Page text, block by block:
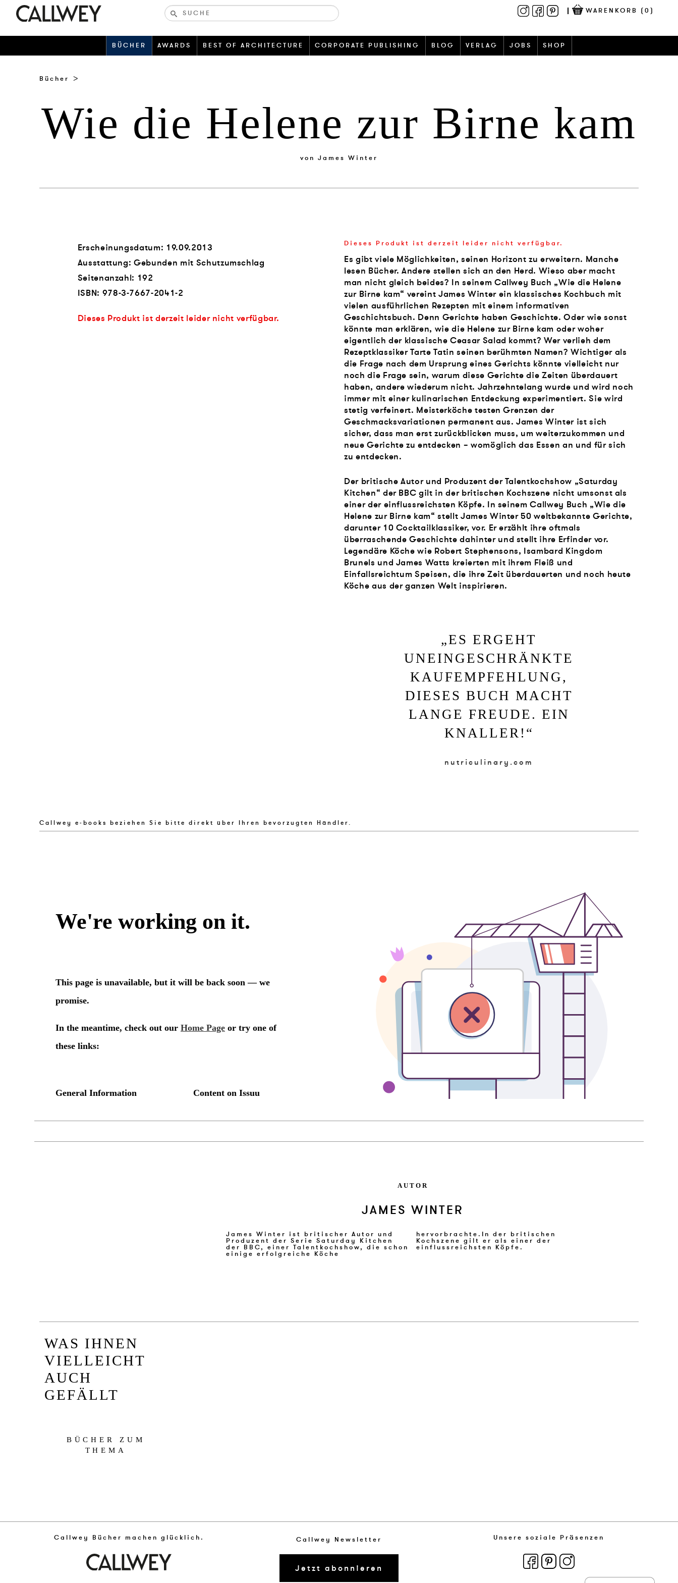
Bücher-
und
zeitschriften
WARENKORB (0)
BÜCHER AWARDS BEST OF ARCHITECTURE CORPORATE PUBLISHING BLOG VERLAG JOBS SHOP
Bücher
Wie die Helene zur Birne kam
von James Winter
Erscheinungsdatum: 19.09.2013
Ausstattung: Gebunden mit Schutzumschlag
Seitenanzahl: 192
ISBN: 978-3-7667-2041-2
Dieses Produkt ist derzeit leider nicht verfügbar.
Dieses Produkt ist derzeit leider nicht verfügbar.
Es gibt viele Möglichkeiten, seinen Horizont zu erweitern. Manche
lesen Bücher. Andere stellen sich an den Herd. Wieso aber macht
man nicht gleich beides? In seinem Callwey Buch „Wie die Helene
zur Birne kam“ vereint James Winter ein klassisches Kochbuch mit
vielen ausführlichen Rezepten mit einem informativen
Geschichtsbuch. Denn Gerichte haben Geschichte. Oder wie sonst
könnte man erklären, wie die Helene zur Birne kam oder woher
eigentlich der klassische Ceasar Salad kommt? Wer verlieh dem
Rezeptklassiker Tarte Tatin seinen berühmten Namen? Wichtiger als
die Frage nach dem Ursprung eines Gerichts könnte vielleicht nur
noch die Frage sein, warum diese Gerichte die Zeiten überdauert
haben, andere wiederum nicht. Jahrzehntelang wurde und wird noch
immer mit einer kulinarischen Entdeckung experimentiert. Sie wird
stetig verfeinert. Meisterköche testen Grenzen der
Geschmacksvariationen permanent aus. James Winter ist sich
sicher, dass man erst zurückblicken muss, um weiterzukommen und
neue Gerichte zu entdecken – womöglich das Essen an und für sich
zu entdecken.
Der britische Autor und Produzent der Talentkochshow „Saturday
Kitchen“ der BBC gilt in der britischen Kochszene nicht umsonst als
einer der einflussreichsten Köpfe. In seinem Callwey Buch „Wie die
Helene zur Birne kam“ stellt James Winter 50 weltbekannte Gerichte,
darunter 10 Cocktailklassiker, vor. Er erzählt ihre oftmals
überraschende Geschichte dahinter und stellt ihre Erfinder vor.
Legendäre Köche wie Robert Stephensons, Isambard Kingdom
Brunels und James Watts kreierten mit ihrem Fleiß und
Einfallsreichtum Speisen, die ihre Zeit überdauerten und noch heute
Köche aus der ganzen Welt inspirieren.
„ES ERGEHT
UNEINGESCHRÄNKTE
KAUFEMPFEHLUNG,
DIESES BUCH MACHT
LANGE FREUDE. EIN
KNALLER! “
nutriculinary.com
Callwey e-books beziehen Sie bitte direkt über Ihren bevorzugten Händler.
AUTOR
JAMES WINTER
James Winter ist britischer Autor und
Produzent der Serie Saturday Kitchen
der BBC, einer Talentkochshow, die schon
einige erfolgreiche Köche
hervorbrachte.In der britischen
Kochszene gilt er als einer der
einflussreichsten Köpfe.
WAS IHNEN
VIELLEICHT
AUCH
GEFÄLLT
BÜCHER ZUM
THEMA
Callwey Bücher machen glücklich. Callwey Newsletter
Jetzt abonnieren
Unsere soziale Präsenzen